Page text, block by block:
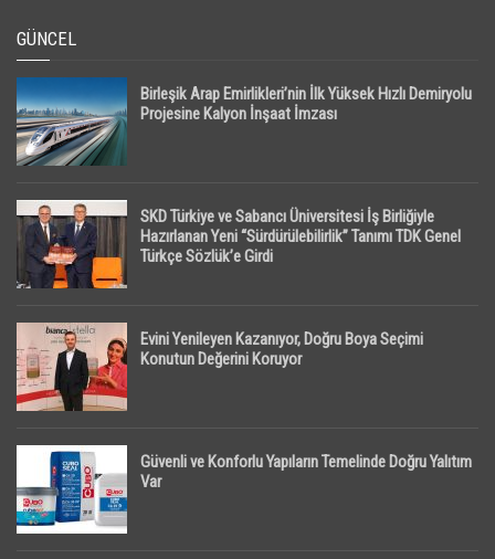
GÜNCEL
Birleşik Arap Emirlikleri’nin İlk Yüksek Hızlı Demiryolu
Projesine Kalyon İnşaat İmzası
SKD Türkiye ve Sabancı Üniversitesi İş Birliğiyle
Hazırlanan Yeni “Sürdürülebilirlik” Tanımı TDK Genel
Türkçe Sözlük’e Girdi
Evini Yenileyen Kazanıyor, Doğru Boya Seçimi
Konutun Değerini Koruyor
Güvenli ve Konforlu Yapıların Temelinde Doğru Yalıtım
Var